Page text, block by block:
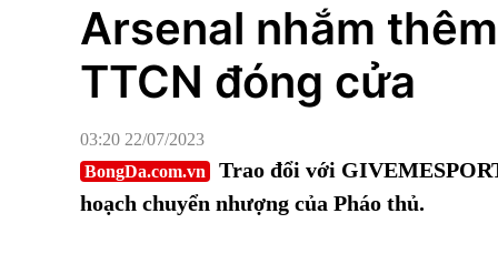
Arsenal nhắm
TTCN đóng cửa
03:20 22/07/2023
BongDa.com.vn
Trao đổi với
hoạch chuyển nhượng của Pháo thủ.